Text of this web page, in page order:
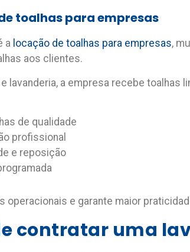
toalhas para empresas
a locação de toalhas para empresas,
aos clientes.
lavanderia, a empresa recebe
de qualidade
profissional
e reposição
operacionais e garante maior
contratar uma